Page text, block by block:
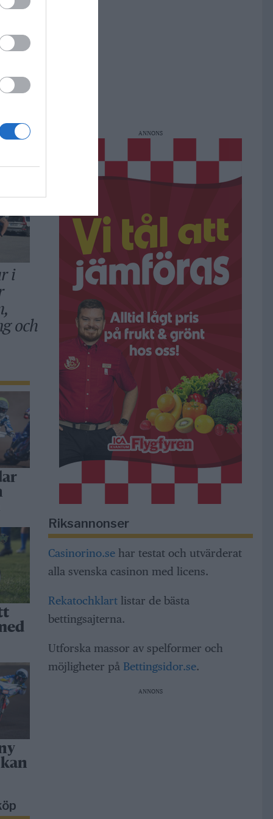
i
i
och
ANNONS
Riksannonser
Casinorino.sehar testat och utvärderat
alla svenska casinon med licens.
Rekatochklartlistar de bästa
bettingsajterna.
Utforska massor av spelformer och
möjligheter på Bettingsidor.se.
ANNONS